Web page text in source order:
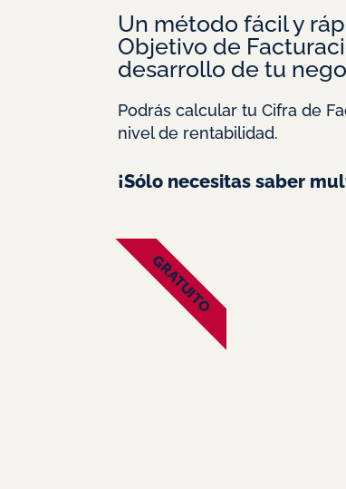
Un método fácil y
Objetivo de
desarrollo de tu
Podrás calcular tu Cifra de
nivel de rentabilidad.
¡Sólo necesitas saber
GRATUITO